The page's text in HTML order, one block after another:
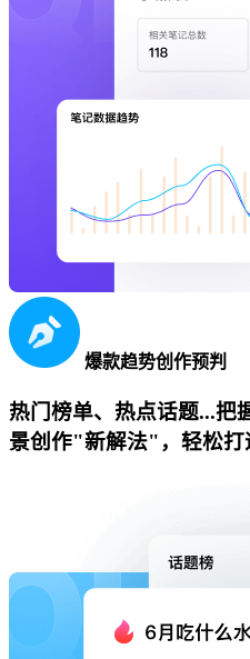
爆款趋势创作预判
热门榜单、热点话题...把
景创作"新解法"，轻松打